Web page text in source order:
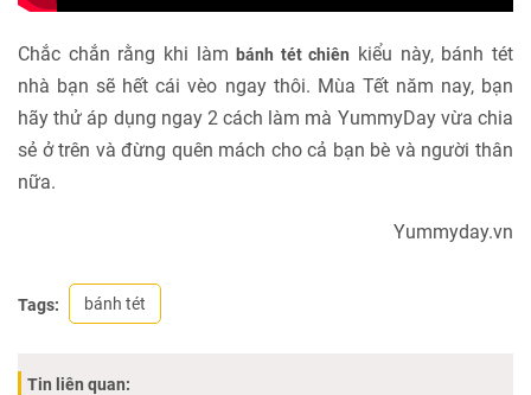
Chắc chắn rằng khi làmbánh tét chiên kiểu này, bánh tét
nhà bạn sẽ hết cái vèo ngay thôi. Mùa Tết năm nay, bạn
hãy thử áp dụng ngay 2 cách làm mà YummyDay vừa chia
sẻ ở trên và đừng quên mách cho cả bạn bè và người thân
nữa.
Yummyday.vn
Tags: bánh tét
Tin liên quan: